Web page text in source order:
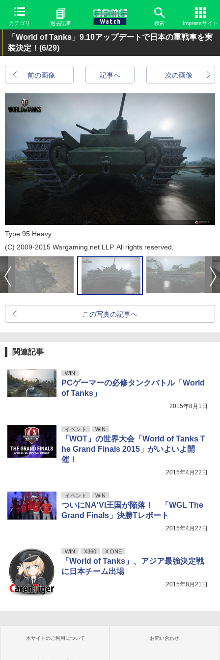
カテゴリ 過去記事 検索 Impressサイト
「World of Tanks」9.10アップデートで日本の重戦車を実
装決定！ (6/29)
前の画像 次の画像
記事へ
Type 95 Heavy
(C) 2009-2015 Wargaming.net LLP. All rights reserved.
この写真の記事へ
関連記事
WIN
PCゲーマーの必修タンクバトル「World
of Tanks」
2015年8月1日
イベント WIN
「WOT」の世界大会「World of Tanks T
he Grand Finals 2015」がいよいよ開
催！
2015年4月22日
イベント WIN
ついにNA'VI王国が陥落！ 「WGL The
Grand Finals」決勝Tレポート
2015年4月27日
WIN X360 X ONE
「World of Tanks」、アジア最強決定戦
に日本チーム出場
2015年8月21日
本サイトのご利用について お問い合わせ